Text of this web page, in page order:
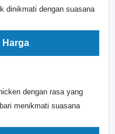
dinikmati dengan suasana
Harga
dengan rasa yang
menikmati suasana